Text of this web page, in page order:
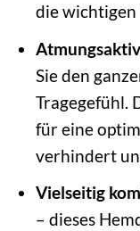
die wichtigen
Sie den
Tragegefühl.
für eine
verhindert
Vielseitig
– dieses